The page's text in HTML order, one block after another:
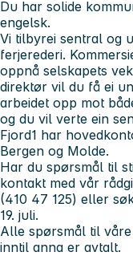
Du har solide
engelsk.
Vi tilbyrei sentral og
ferjerederi.
oppnå selskapets
direktør vil du få ei
arbeidet opp mot
og du vil verte ein
Fjord1 har
Bergen og Molde.
Har du spørsmål til
kontakt med vår
(410 47 125) eller
19. juli.
Alle spørsmål til
inntil anna er avtalt.